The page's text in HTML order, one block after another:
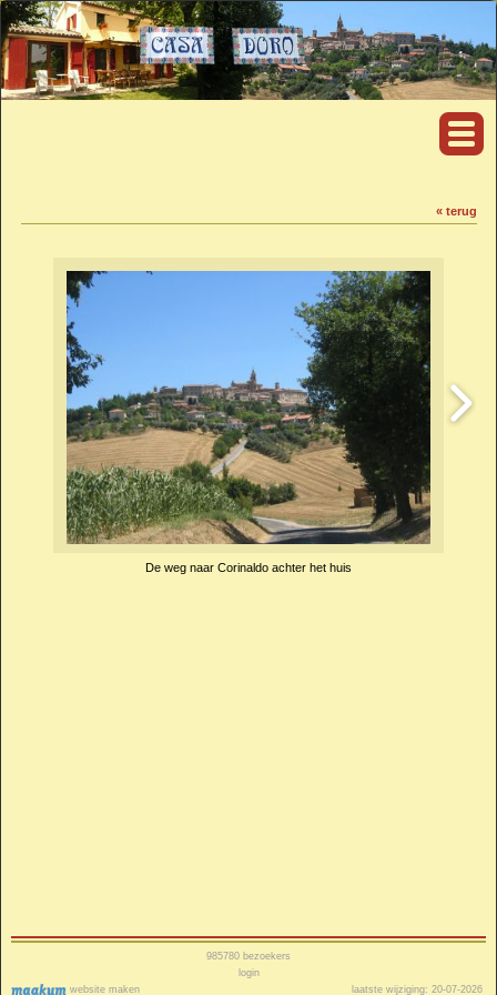
« terug
De weg naar Corinaldo achter het huis
website maken
985780 bezoekers
login
laatste wijziging: 20-07-2026